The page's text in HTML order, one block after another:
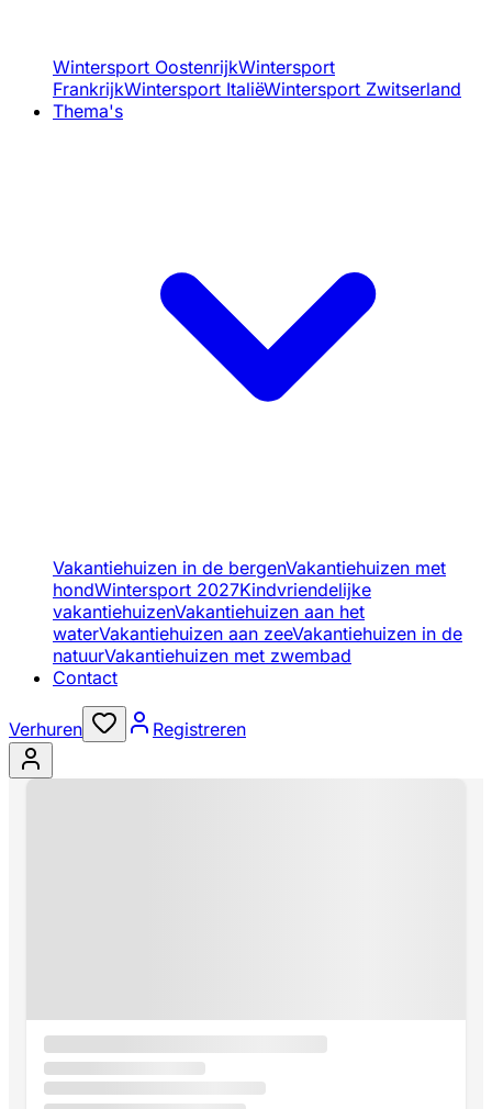
Wintersport OostenrijkWintersport
FrankrijkWintersport ItaliëWintersport Zwitserland
Thema's
Vakantiehuizen in de bergenVakantiehuizen met
hondWintersport 2027Kindvriendelijke
vakantiehuizenVakantiehuizen aan het
waterVakantiehuizen aan zeeVakantiehuizen in de
natuurVakantiehuizen met zwembad
Contact
Verhuren Registreren